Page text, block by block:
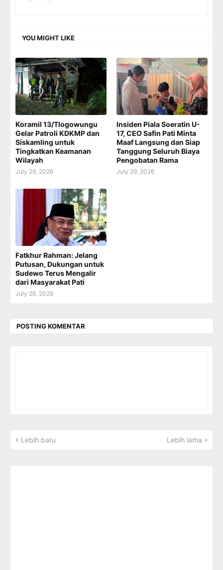
YOU MIGHT LIKE
Koramil 13/Tlogowungu
Gelar Patroli KDKMP dan
Siskamling untuk
Tingkatkan Keamanan
Wilayah
July 29, 2026
Insiden Piala Soeratin U-
17, CEO Safin Pati Minta
Maaf Langsung dan Siap
Tanggung Seluruh Biaya
Pengobatan Rama
July 29, 2026
Fatkhur Rahman: Jelang
Putusan, Dukungan untuk
Sudewo Terus Mengalir
dari Masyarakat Pati
July 26, 2026
POSTING KOMENTAR
Lebih baru Lebih lama